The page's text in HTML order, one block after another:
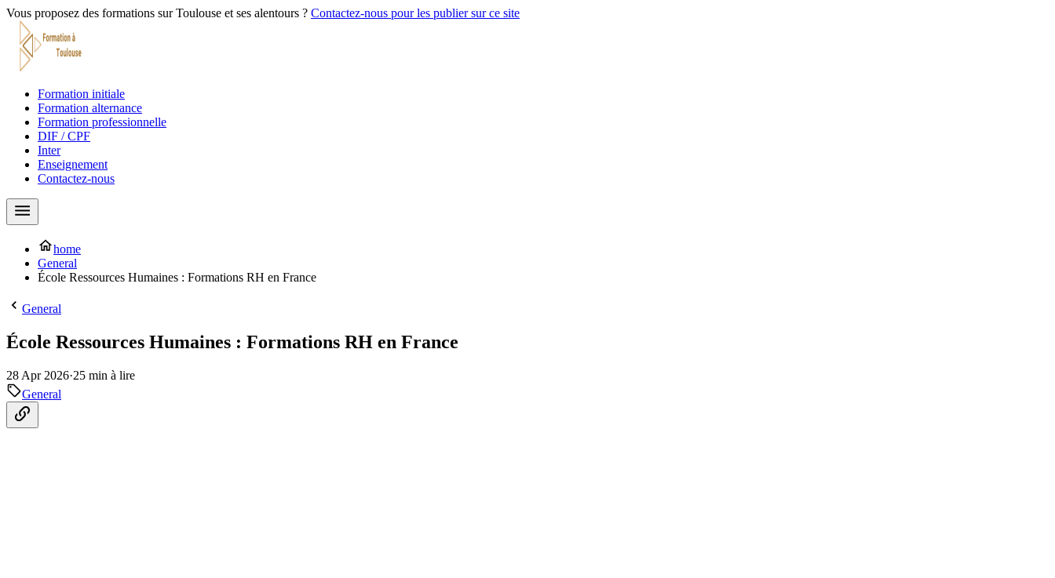
Vous proposez des formations sur Toulouse et ses alentours ? Contactez-nous pour les publier sur ce site
Formation initiale
Formation alternance
Formation professionnelle
DIF / CPF
Inter
Enseignement
Contactez-nous
home
General
École Ressources Humaines : Formations RH en France
General
École Ressources Humaines : Formations RH en France
28 Apr 2026·25 min à lire
General